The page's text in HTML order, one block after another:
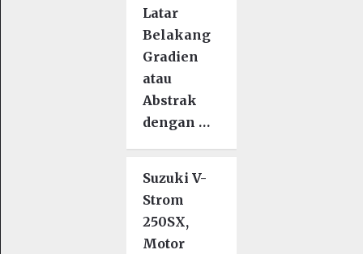
Latar
Belakang
Gradien
atau
Abstrak
dengan …
Suzuki V-
Strom
250SX,
Motor